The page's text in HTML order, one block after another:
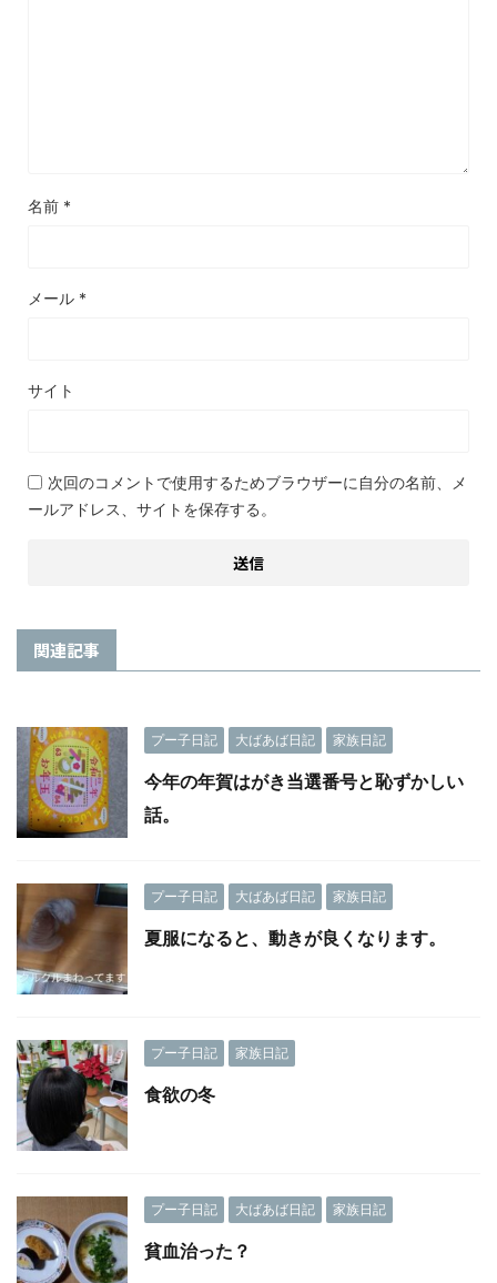
名前 *
メール *
サイト
次回のコメントで使用するためブラウザーに自分の名前、メ
ールアドレス、サイトを保存する。
関連記事
プー子日記 大ばあば日記 家族日記
今年の年賀はがき当選番号と恥ずかしい
話。
プー子日記 大ばあば日記 家族日記
夏服になると、動きが良くなります。
プー子日記 家族日記
食欲の冬
プー子日記 大ばあば日記 家族日記
貧血治った？